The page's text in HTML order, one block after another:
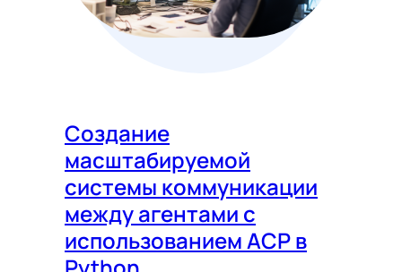
Создание
масштабируемой
системы коммуникации
между агентами с
использованием ACP в